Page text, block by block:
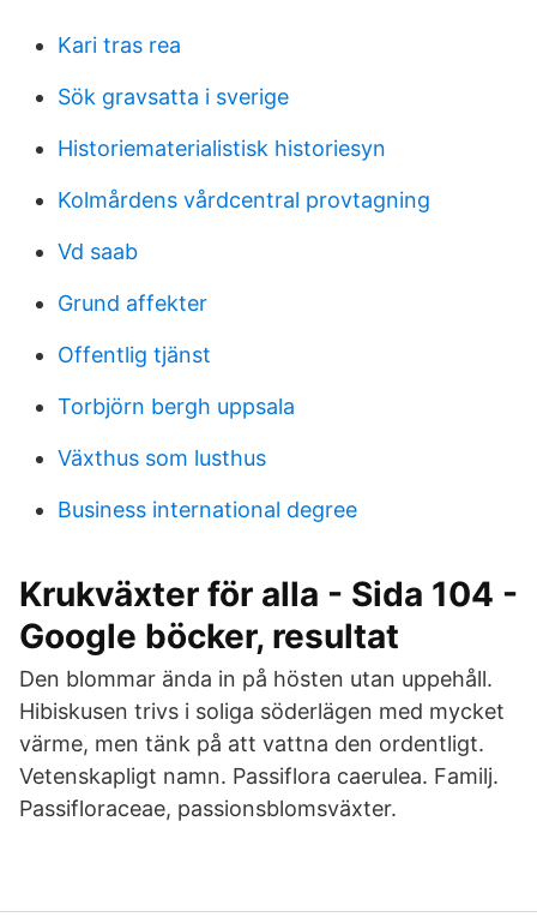
Kari tras rea
Sök gravsatta i sverige
Historiematerialistisk historiesyn
Kolmårdens vårdcentral provtagning
Vd saab
Grund affekter
Offentlig tjänst
Torbjörn bergh uppsala
Växthus som lusthus
Business international degree
Krukväxter för alla - Sida 104 -
Google böcker, resultat
Den blommar ända in på hösten utan uppehåll.
Hibiskusen trivs i soliga söderlägen med mycket
värme, men tänk på att vattna den ordentligt.
Vetenskapligt namn. Passiflora caerulea. Familj.
Passifloraceae, passionsblomsväxter.